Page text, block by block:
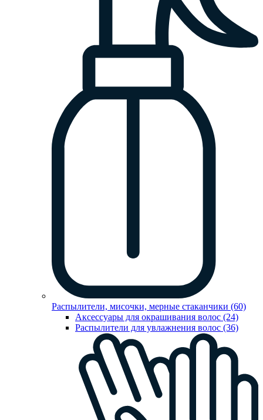
Распылители, мисочки, мерные стаканчики (60)
Аксессуары для окрашивания волос (24)
Распылители для увлажнения волос (36)